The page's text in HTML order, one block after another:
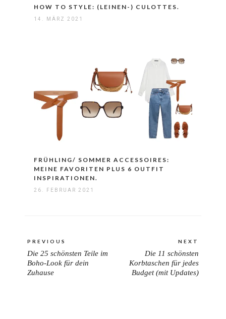
HOW TO STYLE: (LEINEN-) CULOTTES.
14. MÄRZ 2021
FRÜHLING/ SOMMER ACCESSOIRES:
MEINE FAVORITEN PLUS 6 OUTFIT
INSPIRATIONEN.
26. FEBRUAR 2021
PREVIOUS
PREVIOUS
POST:
Die 25 schönsten Teile im
Boho-Look für dein
Zuhause
NEXT
POST:
Die 11 schönsten
Korbtaschen für jedes
Budget (mit Updates)